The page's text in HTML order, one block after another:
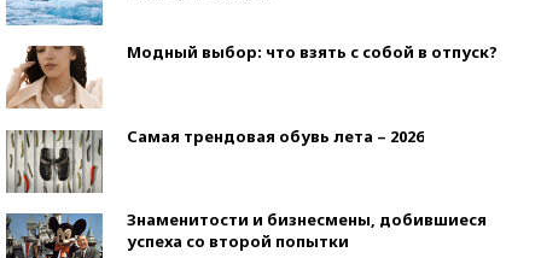
Модный выбор: что взять с собой в отпуск?
Самая трендовая обувь лета – 2026
Знаменитости и бизнесмены, добившиеся
успеха со второй попытки